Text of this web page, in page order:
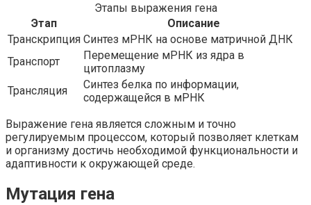
Этапы выражения гена
Этап
Описание
Транскрипция Синтез мРНК на основе матричной ДНК
Транспорт
Перемещение мРНК из ядра в
цитоплазму
Трансляция
Синтез белка по информации,
содержащейся в мРНК
Выражение гена является сложным и точно
регулируемым процессом, который позволяет клеткам
и организму достичь необходимой функциональности и
адаптивности к окружающей среде.
Мутация гена